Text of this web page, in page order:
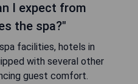
I expect from
the spa?"
facilities, hotels in
with several other
guest comfort.